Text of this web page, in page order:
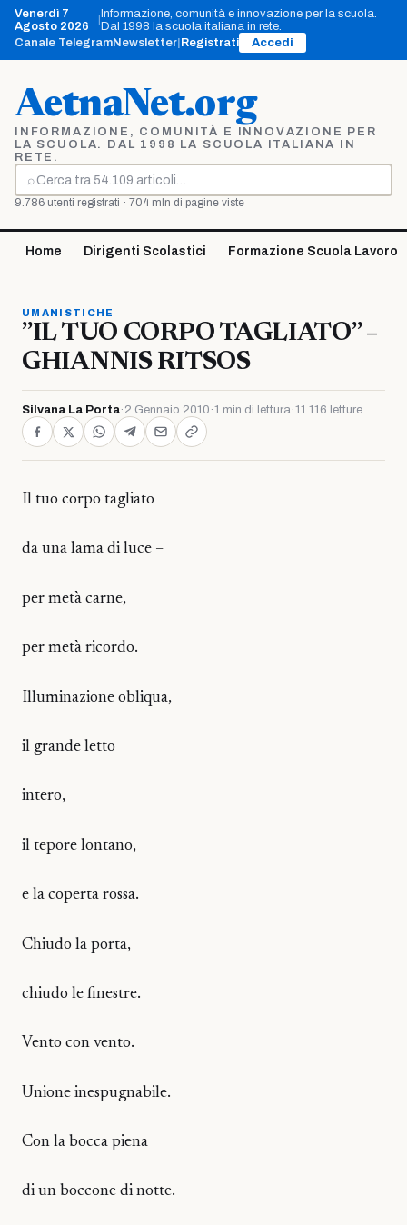
Vai
contenuto
Venerdì 7
Agosto 2026
Informazione, comunità e innovazione per la scuola.
Dal 1998 la scuola italiana in rete.
Canale TelegramNewsletter Registrati Accedi
AetnaNet.org
INFORMAZIONE, COMUNITÀ E INNOVAZIONE PER
LA SCUOLA. DAL 1998 LA SCUOLA ITALIANA IN
RETE.
⌕
Cerca
9.786 utenti registrati · 704 mln di pagine viste
Home Dirigenti Scolastici Formazione Scuola Lavoro
UMANISTICHE
”IL TUO CORPO TAGLIATO” –
GHIANNIS RITSOS
Silvana La Porta· 2 Gennaio 2010 ·1 min di lettura·11.116 letture
Il tuo corpo tagliato
da una lama di luce –
per metà carne,
per metà ricordo.
Illuminazione obliqua,
il grande letto
intero,
il tepore lontano,
e la coperta rossa.
Chiudo la porta,
chiudo le finestre.
Vento con vento.
Unione inespugnabile.
Con la bocca piena
di un boccone di notte.